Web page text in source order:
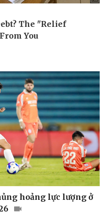
hoảng lực lượng ở